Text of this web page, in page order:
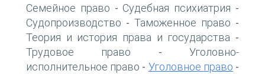
Семейное право - Судебная психиатрия -
Судопроизводство - Таможенное право -
Теория и история права и государства -
Трудовое право -Уголовно-
исполнительное право - Уголовное право -